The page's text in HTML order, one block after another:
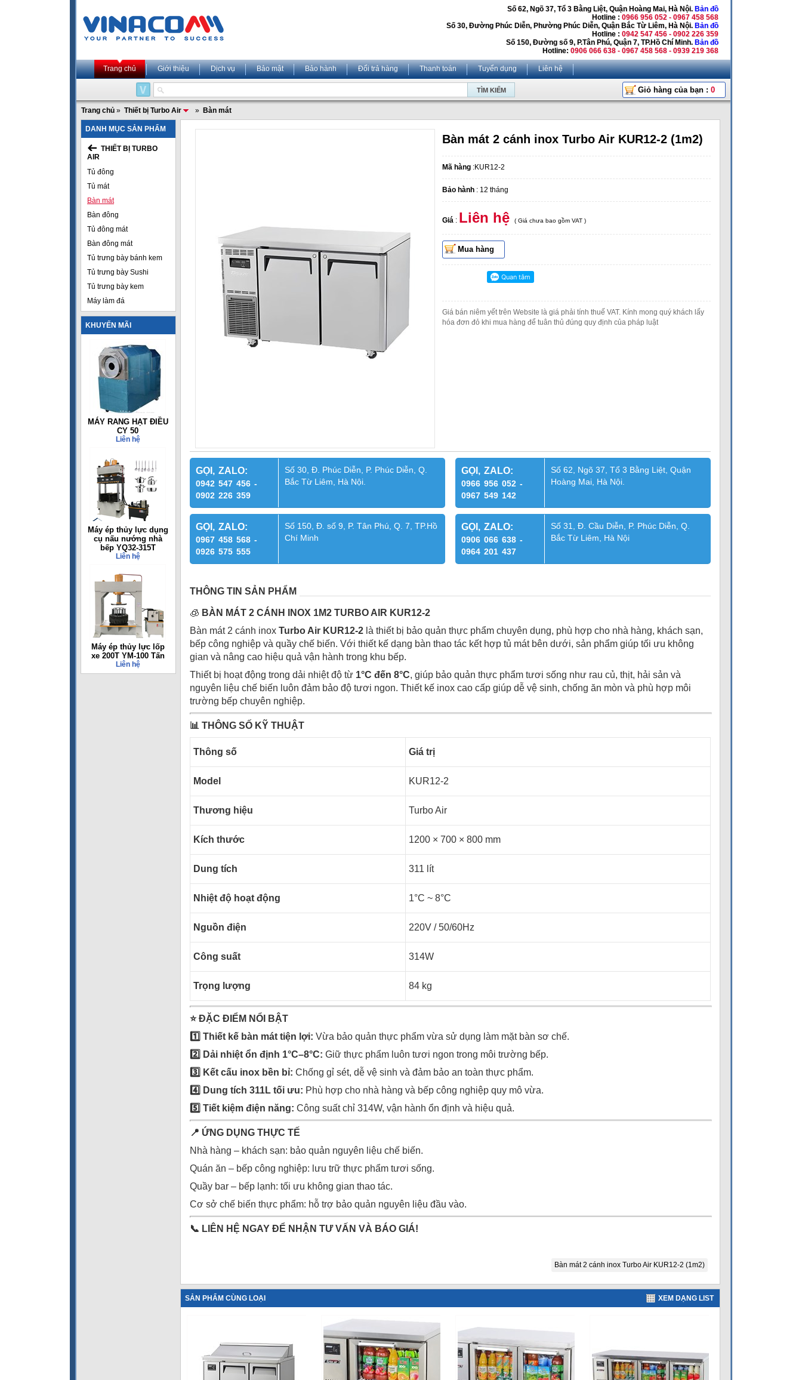
Số 62, Ngõ 37, Tổ 3 Bằng Liệt, Quận Hoàng Mai, Hà Nội. Bản đồ
Hotline : 0966 956 052 - 0967 458 568
Số 30, Đường Phúc Diễn, Phường Phúc Diễn, Quận Bắc Từ Liêm, Hà Nội. Bản đồ
Hotline : 0942 547 456 - 0902 226 359
Số 150, Đường số 9, P.Tân Phú, Quận 7, TP.Hồ Chí Minh. Bản đồ
Hotline: 0906 066 638 - 0967 458 568 - 0939 219 368
Trang chủ Giới thiệu Dịch vụ Bảo mật Bảo hành Đổi trả hàng Thanh toán Tuyển dụng Liên hệ
Giỏ hàng của bạn : 0
Trang chủ » Thiết bị Turbo Air » Bàn mát
DANH MỤC SẢN PHẨM
THIẾT BỊ TURBO
AIR
Tủ đông
Tủ mát
Bàn mát
Bàn đông
Tủ đông mát
Bàn đông mát
Tủ trưng bày bánh kem
Tủ trưng bày Sushi
Tủ trưng bày kem
Máy làm đá
KHUYẾN MÃI
MÁY RANG HẠT ĐIỀU
CY 50
Liên hệ
Máy ép thủy lực dụng
cụ nấu nướng nhà
bếp YQ32-315T
Liên hệ
Máy ép thủy lực lốp
xe 200T YM-100 Tấn
Liên hệ
Bàn mát 2 cánh inox Turbo Air KUR12-2 (1m2)
Mã hàng :KUR12-2
Bảo hành : 12 tháng
Giá : Liên hệ ( Giá chưa bao gồm VAT )
Mua hàng
Giá bán niêm yết trên Website là giá phải tính thuế VAT. Kính mong quý khách lấy
hóa đơn đỏ khi mua hàng để tuân thủ đúng quy định của pháp luật
GỌI, ZALO:
0942 547 456 -
0902 226 359
Số 30, Đ. Phúc Diễn, P. Phúc Diễn, Q.
Bắc Từ Liêm, Hà Nội.
GỌI, ZALO:
0966 956 052 -
0967 549 142
Số 62, Ngõ 37, Tổ 3 Bằng Liệt, Quận
Hoàng Mai, Hà Nội.
GỌI, ZALO:
0967 458 568 -
0926 575 555
Số 150, Đ. số 9, P. Tân Phú, Q. 7, TP.Hồ
Chí Minh
GỌI, ZALO:
0906 066 638 -
0964 201 437
Số 31, Đ. Cầu Diễn, P. Phúc Diễn, Q.
Bắc Từ Liêm, Hà Nội
THÔNG TIN SẢN PHẨM
🧊 BÀN MÁT 2 CÁNH INOX 1M2 TURBO AIR KUR12-2
Bàn mát 2 cánh inox Turbo Air KUR12-2 là thiết bị bảo quản thực phẩm chuyên dụng, phù hợp cho nhà hàng, khách sạn,
bếp công nghiệp và quầy chế biến. Với thiết kế dạng bàn thao tác kết hợp tủ mát bên dưới, sản phẩm giúp tối ưu không
gian và nâng cao hiệu quả vận hành trong khu bếp.
Thiết bị hoạt động trong dải nhiệt độ từ 1°C đến 8°C, giúp bảo quản thực phẩm tươi sống như rau củ, thịt, hải sản và
nguyên liệu chế biến luôn đảm bảo độ tươi ngon. Thiết kế inox cao cấp giúp dễ vệ sinh, chống ăn mòn và phù hợp môi
trường bếp chuyên nghiệp.
📊 THÔNG SỐ KỸ THUẬT
Thông số Giá trị
Model KUR12-2
Thương hiệu Turbo Air
Kích thước 1200 × 700 × 800 mm
Dung tích 311 lít
Nhiệt độ hoạt động 1°C ~ 8°C
Nguồn điện 220V / 50/60Hz
Công suất 314W
Trọng lượng 84 kg
⭐ĐẶC ĐIỂM NỔI BẬT
1️ Thiết kế bàn mát tiện lợi: Vừa bảo quản thực phẩm vừa sử dụng làm mặt bàn sơ chế.
2️
Dải nhiệt ổn định 1°C–8°C: Giữ thực phẩm luôn tươi ngon trong môi trường bếp.
3️
Kết cấu inox bền bỉ: Chống gỉ sét, dễ vệ sinh và đảm bảo an toàn thực phẩm.
4️
Dung tích 311L tối ưu: Phù hợp cho nhà hàng và bếp công nghiệp quy mô vừa.
5️ Tiết kiệm điện năng: Công suất chỉ 314W, vận hành ổn định và hiệu quả.
📍 ỨNG DỤNG THỰC TẾ
Nhà hàng – khách sạn: bảo quản nguyên liệu chế biến.
Quán ăn – bếp công nghiệp: lưu trữ thực phẩm tươi sống.
Quầy bar – bếp lạnh: tối ưu không gian thao tác.
Cơ sở chế biến thực phẩm: hỗ trợ bảo quản nguyên liệu đầu vào.
📞 LIÊN HỆ NGAY ĐỂ NHẬN TƯ VẤN VÀ BÁO GIÁ!
Bàn mát 2 cánh inox Turbo Air KUR12-2 (1m2)
SẢN PHẨM CÙNG LOẠI XEM DẠNG LIST